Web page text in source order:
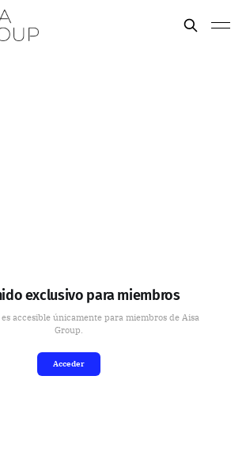
exclusivo para miembros
accesible únicamente para miembros de Aisa
Group.
Acceder